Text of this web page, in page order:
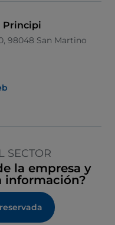
Principi
98048 San Martino
SECTOR
la empresa y
información?